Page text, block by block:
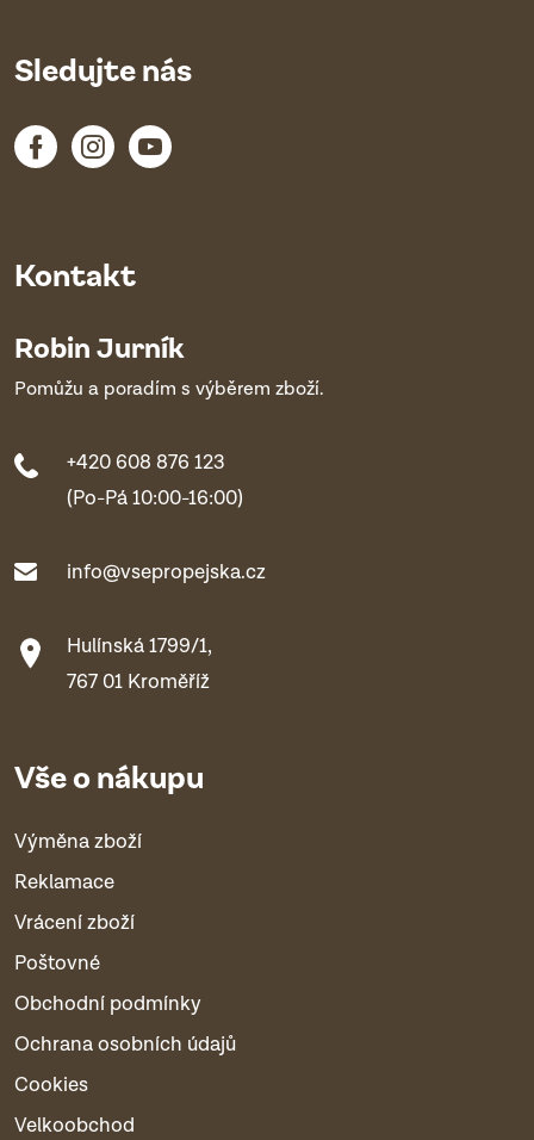
Kontakt
Robin Jurník
Pomůžu a poradím s výběrem zboží.
+420 608 876 123
(Po-Pá 10:00-16:00)
info@vsepropejska.cz
Hulínská 1799/1,
767 01 Kroměříž
Vše o nákupu
Výměna zboží
Reklamace
Vrácení zboží
Poštovné
Obchodní podmínky
Ochrana osobních údajů
Cookies
Velkoobchod
Sledujte nás